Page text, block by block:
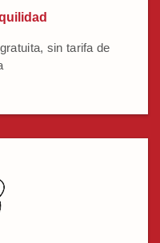
sin tarifa de